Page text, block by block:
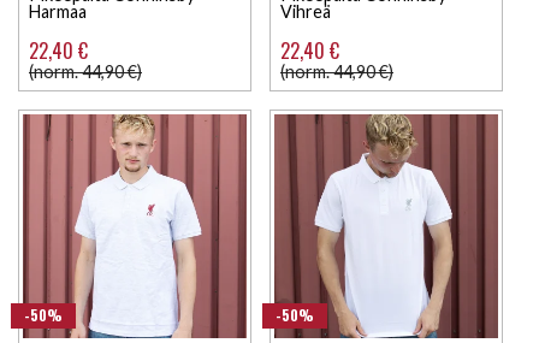
Harmaa
22,40 €
(norm. 44,90 €)
Vihreä
22,40 €
(norm. 44,90 €)
-50% -50%